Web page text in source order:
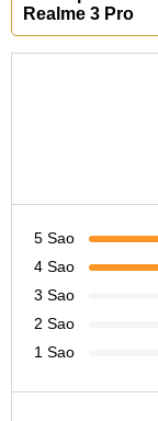
Tìm kiếm khác
thay mặt
Realme 3 Pro
5 Sao
4 Sao
3 Sao
2 Sao
1 Sao